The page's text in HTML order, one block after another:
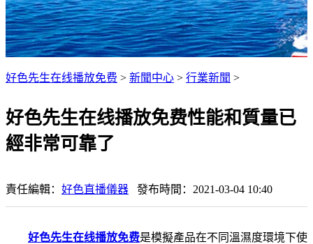
好色先生在线播放免费 > 新聞中心 > 行業新聞 >
好色先生在线播放免费性能和質量已
經非常可靠了
責任編輯： 好色直播儀器 發布時間：2021-03-04 10:40
好色先生在线播放免费是模擬產品在不同溫濕度環境下使